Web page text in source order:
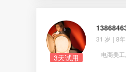
3天试用
31 岁 | 8
电商美